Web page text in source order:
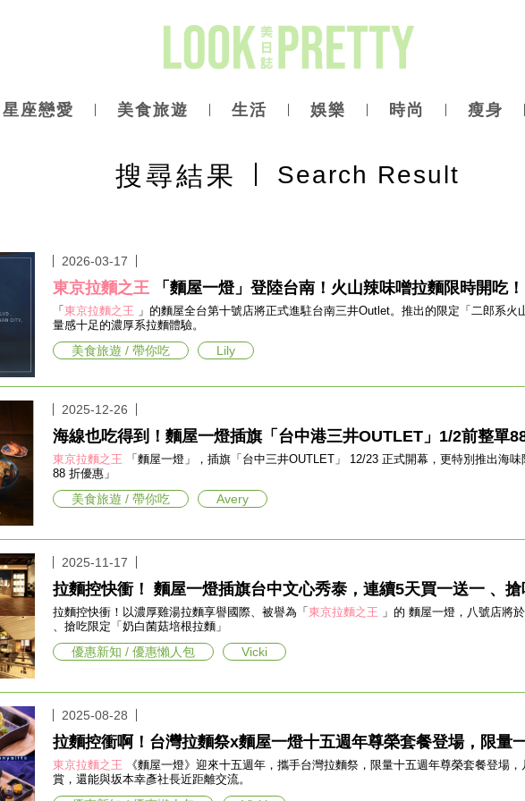
星座戀愛 美食旅遊 生活 娛樂 時尚 瘦身
搜尋結果 Search Result
2026-03-17
東京拉麵之王 「麵屋一燈」登陸台南！火山辣味噌拉麵限時開吃！
「東京拉麵之王 」的麵屋全台第十號店將正式進駐台南三井Outlet。推出的限定「二郎系
量感十足的濃厚系拉麵體驗。
美食旅遊 / 帶你吃 Lily
2025-12-26
海線也吃得到！麵屋一燈插旗「台中港三井OUTLET」1/2前整單
東京拉麵之王
「麵屋一燈」，插旗「台中三井OUTLET」 12/23 正式開幕，更特別推出海
88 折優惠」
美食旅遊 / 帶你吃 Avery
2025-11-17
拉麵控快衝！ 麵屋一燈插旗台中文心秀泰，連續5天買一送一 、搶
拉麵控快衝！以濃厚雞湯拉麵享譽國際、被譽為「東京拉麵之王 」的 麵屋一燈，八號店將
、搶吃限定「奶白菌菇培根拉麵」
優惠新知 / 優惠懶人包 Vicki
2025-08-28
拉麵控衝啊！台灣拉麵祭x麵屋一燈十五週年尊榮套餐登場，限量
東京拉麵之王
《麵屋一燈》迎來十五週年，攜手台灣拉麵祭，限量十五週年尊榮套餐登場
賞，還能與坂本幸彥社長近距離交流。